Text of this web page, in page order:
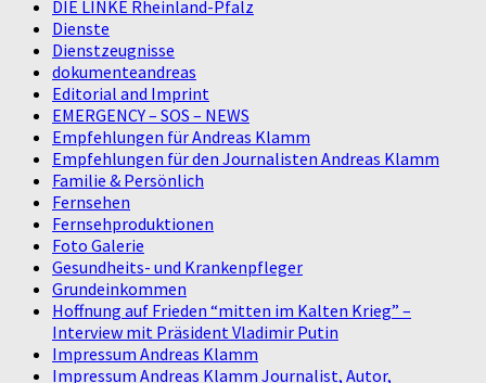
DIE LINKE Rheinland-Pfalz
Dienste
Dienstzeugnisse
dokumenteandreas
Editorial and Imprint
EMERGENCY – SOS – NEWS
Empfehlungen für Andreas Klamm
Empfehlungen für den Journalisten Andreas Klamm
Familie & Persönlich
Fernsehen
Fernsehproduktionen
Foto Galerie
Gesundheits- und Krankenpfleger
Grundeinkommen
Hoffnung auf Frieden “mitten im Kalten Krieg” –
Interview mit Präsident Vladimir Putin
Impressum Andreas Klamm
Impressum Andreas Klamm Journalist, Autor,